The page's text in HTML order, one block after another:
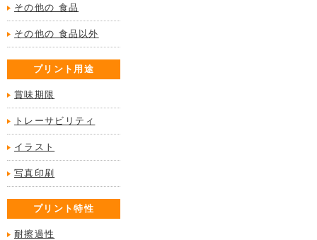
その他の 食品
その他の 食品以外
プリント用途
賞味期限
トレーサビリティ
イラスト
写真印刷
プリント特性
耐擦過性